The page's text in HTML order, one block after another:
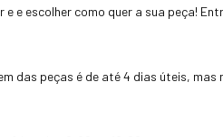
e e escolher como quer a sua peça!
das peças é de até 4 dias úteis,